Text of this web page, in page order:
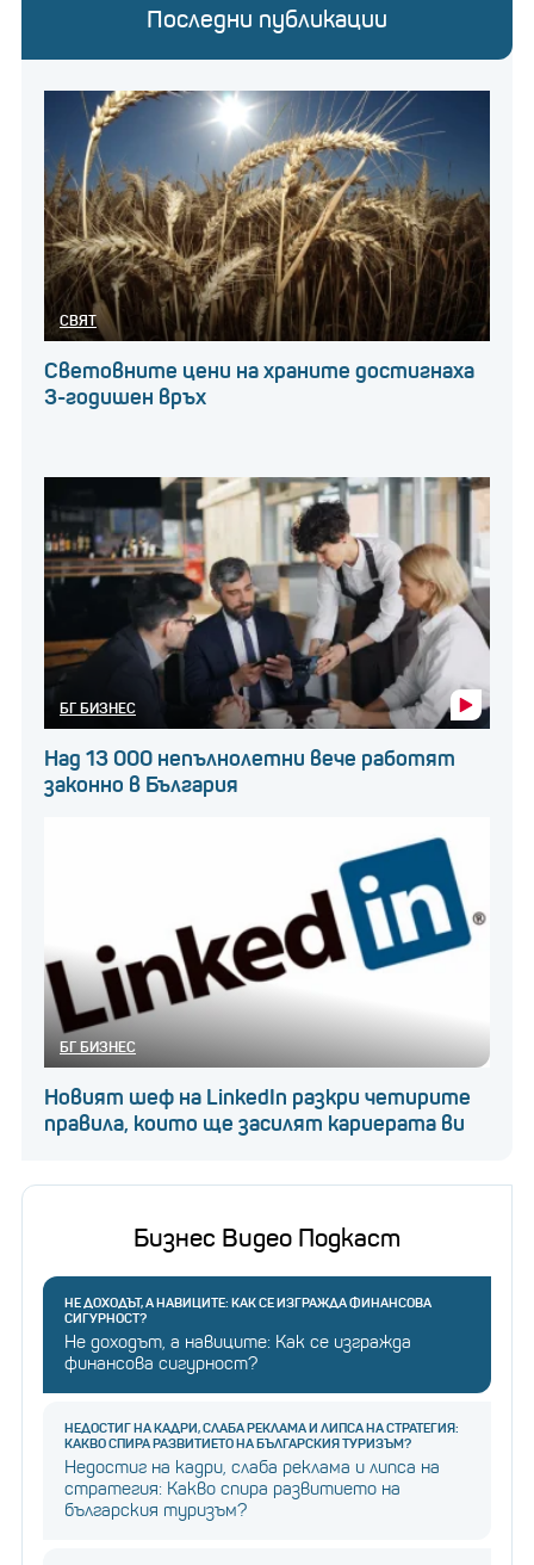
Последни публикации
СВЯТ
Световните цени на храните достигнаха
3-годишен връх
БГ БИЗНЕС
Над 13 000 непълнолетни вече работят
законно в България
БГ БИЗНЕС
Новият шеф на LinkedIn разкри четирите
правила, които ще засилят кариерата ви
Бизнес Видео Подкаст
НЕ ДОХОДЪТ, А НАВИЦИТЕ: КАК СЕ ИЗГРАЖДА ФИНАНСОВА
СИГУРНОСТ?
Не доходът, а навиците: Как се изгражда
финансова сигурност?
НЕДОСТИГ НА КАДРИ, СЛАБА РЕКЛАМА И ЛИПСА НА СТРАТЕГИЯ:
КАКВО СПИРА РАЗВИТИЕТО НА БЪЛГАРСКИЯ ТУРИЗЪМ?
Недостиг на кадри, слаба реклама и липса на
стратегия: Какво спира развитието на
българския туризъм?